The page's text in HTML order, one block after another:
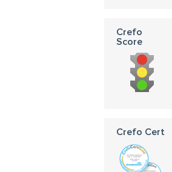
Crefo
Score
Crefo Cert